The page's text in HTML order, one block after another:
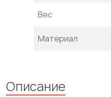
Вес
Материал
Описание